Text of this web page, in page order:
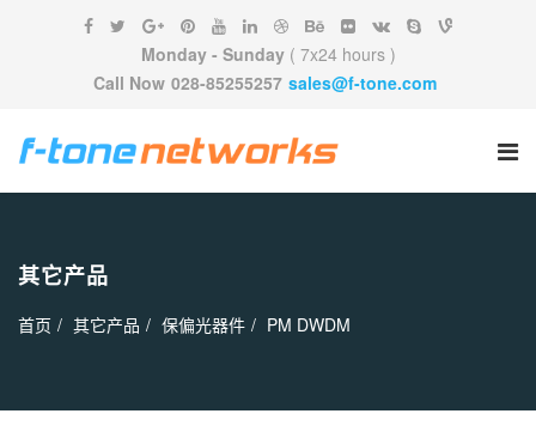
Monday - Sunday ( 7x24 hours )
Call Now 028-85255257 sales@f-tone.com
其它产品
首页 其它产品 保偏光器件 PM DWDM